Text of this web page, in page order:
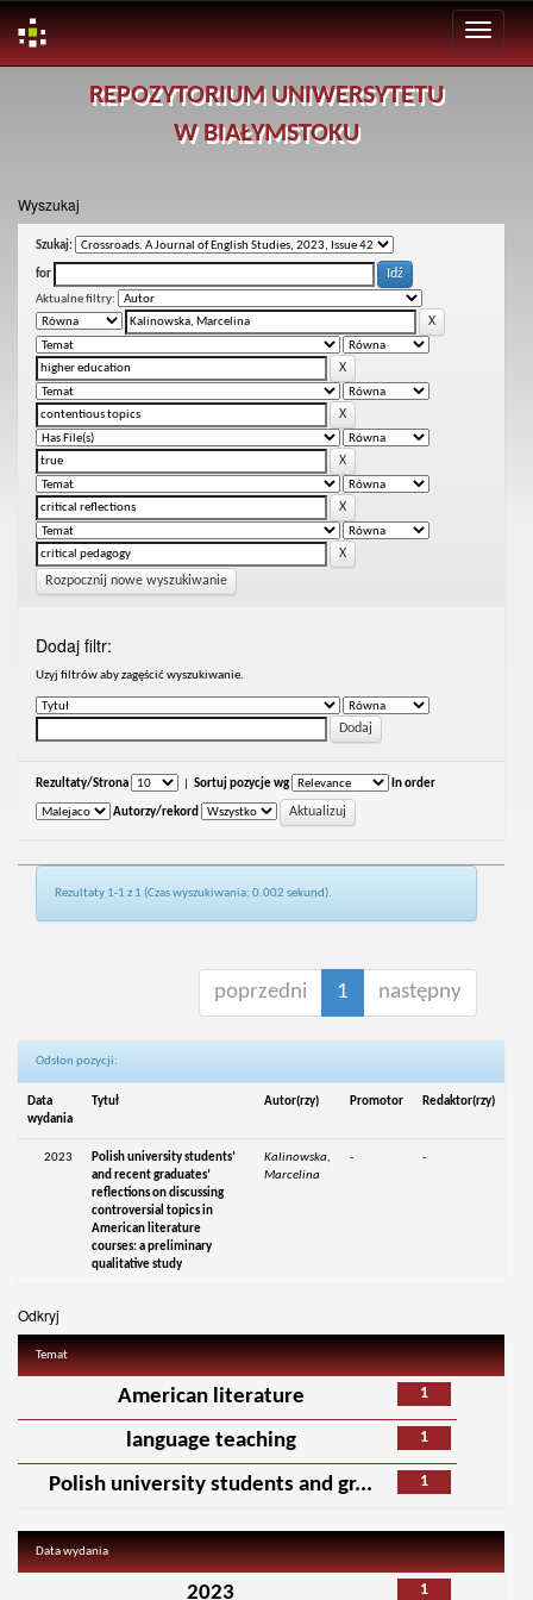
REPOZYTORIUM UNIWERSYTETU
W BIAŁYMSTOKU
Wyszukaj
Szukaj:
for
Aktualne filtry:
Rozpocznij nowe wyszukiwanie
Dodaj filtr:
Uzyj filtrów aby zagęścić wyszukiwanie.
Rezultaty/Strona Sortuj pozycje wg In order
Autorzy/rekord
Rezultaty 1-1 z 1 (Czas wyszukiwania: 0.002 sekund).
poprzedni 1 następny
Odsłon pozycji:
Data
wydania
Tytuł Autor(rzy) Promotor Redaktor(rzy)
2023
Polish university students’
and recent graduates’
reflections on discussing
controversial topics in
American literature
courses: a preliminary
qualitative study
Kalinowska,
Marcelina
- -
Odkryj
Temat
1
American literature
1
language teaching
1
Polish university students and gr...
Data wydania
1
2023